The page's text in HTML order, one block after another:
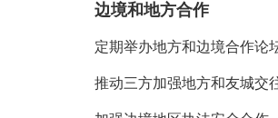
边境和地方合作
定期举办地方和边境合作论
推动三方加强地方和友城交